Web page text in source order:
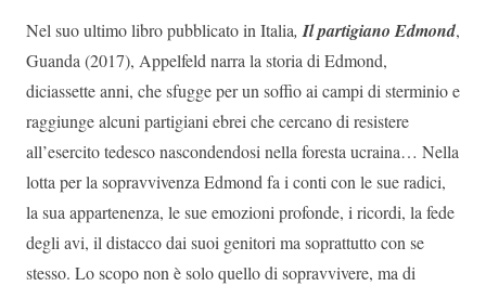
Nel suo ultimo libro pubblicato in Italia,Il partigiano Edmond,
Guanda (2017), Appelfeld narra la storia di Edmond,
diciassette anni, che sfugge per un soffio ai campi di sterminio e
raggiunge alcuni partigiani ebrei che cercano di resistere
all’esercito tedesco nascondendosi nella foresta ucraina… Nella
lotta per la sopravvivenza Edmond fa i conti con le sue radici,
la sua appartenenza, le sue emozioni profonde, i ricordi, la fede
degli avi, il distacco dai suoi genitori ma soprattutto con se
stesso. Lo scopo non è solo quello di sopravvivere, ma di